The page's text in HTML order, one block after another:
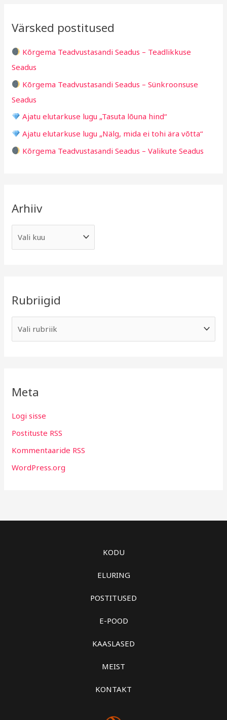
c
f
o
r
:
Värsked postitused
Kõrgema Teadvustasandi Seadus – Teadlikkuse
Seadus
Kõrgema Teadvustasandi Seadus – Sünkroonsuse
Seadus
Ajatu elutarkuse lugu „Tasuta lõuna hind“
Ajatu elutarkuse lugu „Nälg, mida ei tohi ära võtta“
Kõrgema Teadvustasandi Seadus – Valikute Seadus
Arhiiv
Rubriigid
g
i
d
Meta
Logi sisse
Postituste RSS
Kommentaaride RSS
WordPress.org
KODU
ELURING
POSTITUSED
E-POOD
KAASLASED
MEIST
KONTAKT